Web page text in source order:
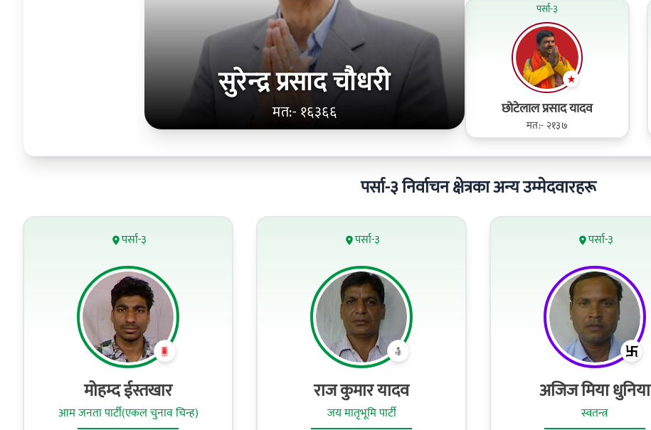
सुरेन्‍द्र प्रसाद चौधरी
मत:- १६३६६
पर्सा-३
छोटेलाल प्रसाद यादव
मत:- २१३७
पर्सा-३ निर्वाचन क्षेत्रका अन्य उम्मेदवारहरू
पर्सा-३
मोहम्द ईस्तखार
आम जनता पार्टी(एकल चुनाव चिन्ह)
पर्सा-३
राज कुमार यादव
जय मातृभूमि पार्टी
पर्सा-३
अजिज मिया धुनिया
स्वतन्त्र